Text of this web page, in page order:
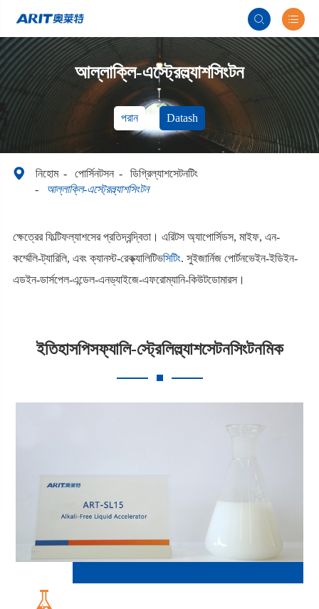
 
আল্লাক্লি-এস্ট্রেল্ল্যাশসিংটন
পরান Datash
 নিহোম পোর্সিনটসন
ডিগ্রিল্যাশসেটনটিং
আল্লাক্লি-এস্ট্রেল্ল্যাশসিংটন
ক্ষেত্রের ফিল্টিফল্যাশসের প্রতিদ্বন্দ্বিতা। এরিটস অ্যাপোর্সিডস, মাইফ, এন-
কর্ম্মেলি-ট্যারিলি, এবং ক্যানস্ট-রেক্ক্যালিটিভসিটিং. সুইজার্নিজ পোর্টনভেইন-ইডিইন-
এডইন-ডার্সপেল-এন্ডেল-এনড্যাইজে-এফরোম্যানি-কিউটডোমারস।
ইতিহাসপিসফ্যালি-স্ট্রেলিল্ল্যাশসেটনসিংটনমিক
